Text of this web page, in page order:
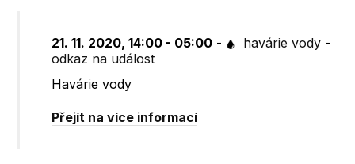
21. 11. 2020, 14:00 - 05:00 - havárie vody -
odkaz na událost
Havárie vody
Přejít na více informací